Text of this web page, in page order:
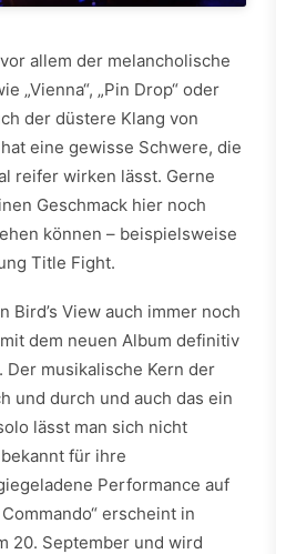
allem der melancholische
„Vienna“, „Pin Drop“ oder
der düstere Klang von
eine gewisse Schwere, die
reifer wirken lässt. Gerne
Geschmack hier noch
können – beispielsweise
Title Fight.
Bird’s View auch immer noch
dem neuen Album definitiv
Der musikalische Kern der
und durch und auch das ein
lässt man sich nicht
für ihre
Performance auf
erscheint in
20. September und wird